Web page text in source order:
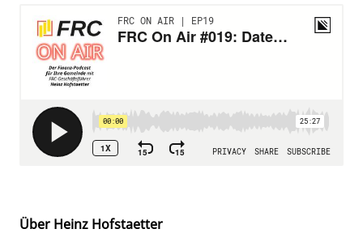
Über Heinz Hofstaetter